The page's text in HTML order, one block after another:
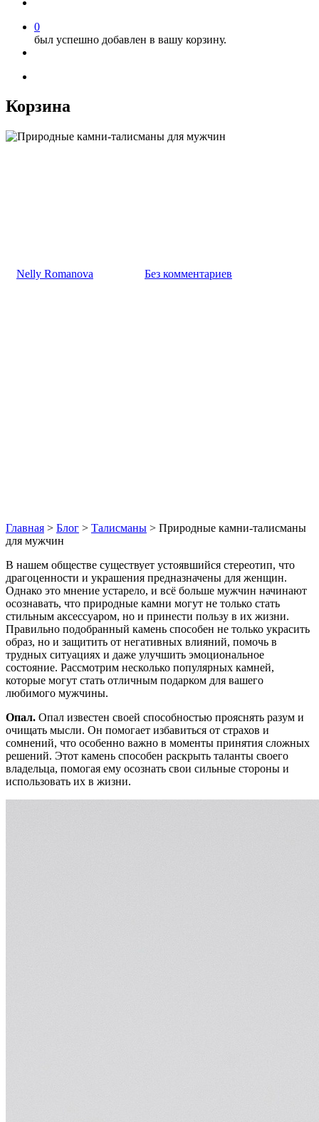
0
был успешно добавлен в вашу корзину.
Корзина
Nelly Romanova Без комментариев
Главная > Блог > Талисманы > Природные камни-талисманы
для мужчин
В нашем обществе существует устоявшийся стереотип, что
драгоценности и украшения предназначены для женщин.
Однако это мнение устарело, и всё больше мужчин начинают
осознавать, что природные камни могут не только стать
стильным аксессуаром, но и принести пользу в их жизни.
Правильно подобранный камень способен не только украсить
образ, но и защитить от негативных влияний, помочь в
трудных ситуациях и даже улучшить эмоциональное
состояние. Рассмотрим несколько популярных камней,
которые могут стать отличным подарком для вашего
любимого мужчины.
Опал. Опал известен своей способностью прояснять разум и
очищать мысли. Он помогает избавиться от страхов и
сомнений, что особенно важно в моменты принятия сложных
решений. Этот камень способен раскрыть таланты своего
владельца, помогая ему осознать свои сильные стороны и
использовать их в жизни.